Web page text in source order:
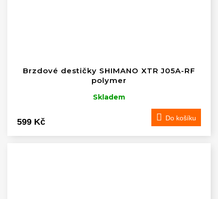
Brzdové destičky SHIMANO XTR J05A-RF
polymer
Skladem
599 Kč Do košíku